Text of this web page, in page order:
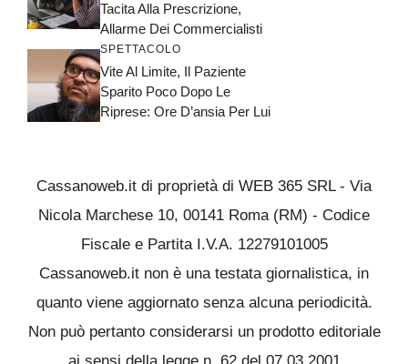
Tacita Alla Prescrizione,
Allarme Dei Commercialisti
SPETTACOLO
Vite Al Limite, Il Paziente
Sparito Poco Dopo Le
Riprese: Ore D’ansia Per Lui
Cassanoweb.it di proprietà di WEB 365 SRL - Via
Nicola Marchese 10, 00141 Roma (RM) - Codice
Fiscale e Partita I.V.A. 12279101005
Cassanoweb.it non è una testata giornalistica, in
quanto viene aggiornato senza alcuna periodicità.
Non può pertanto considerarsi un prodotto editoriale